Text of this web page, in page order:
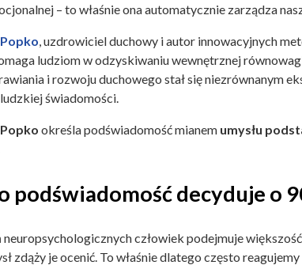
– to właśnie ona automatycznie zarządza
, uzdrowiciel duchowy i autor innowacyjnych
ludziom w odzyskiwaniu wewnętrznej
i rozwoju duchowego stał się niezrównanym
świadomości.
określa podświadomość mianem umysłu
podświadomość decyduje o
neuropsychologicznych człowiek podejmuje
zdąży je ocenić. To właśnie dlatego często